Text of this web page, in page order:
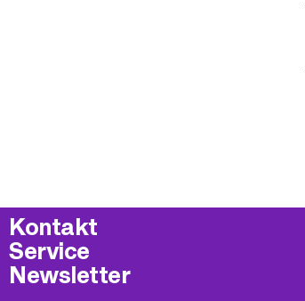
Kontakt
Service
Newsletter